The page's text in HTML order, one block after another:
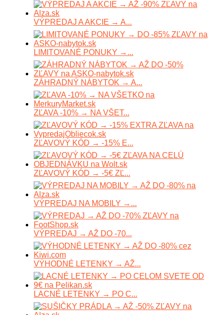
VÝPREDAJ A AKCIE → A...
LIMITOVANÉ PONUKY →...
ZÁHRADNÝ NÁBYTOK → A...
ZĽAVA -10% → NA VŠET...
ZĽAVOVÝ KÓD → -15% E...
ZĽAVOVÝ KÓD → -5€ ZĽ...
VÝPREDAJ NA MOBILY →...
VÝPREDAJ → AŽ DO -70...
VÝHODNÉ LETENKY → AŽ...
LACNÉ LETENKY → PO C...